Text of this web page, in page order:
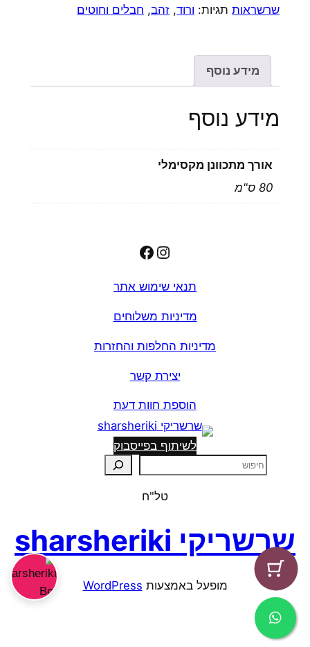
שרשראות תגיות: ורוד, זהב, חבלים וחוטים
מידע נוסף
מידע נוסף
אורך מתכוונן מקסימלי
80 ס"מ
Instagram
Facebook
תנאי שימוש אתר
מדיניות משלוחים
מדיניות החלפות והחזרות
יצירת קשר
הוספת חוות דעת
לשיתוף בפייסבוק
טל"ח
שרשריקי sharsheriki
מופעל באמצעות ⁦ WordPress